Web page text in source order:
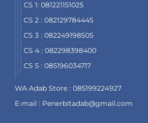
CS 1: 081221151025
CS 2 : 082129784445
CS 3 : 082249198505
CS 4 : 082298398400
CS 5 : 085196034717
WA Adab Store : 085199224927
E-mail : Penerbitadab@gmail.com